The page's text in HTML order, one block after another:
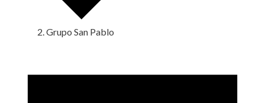
Grupo San Pablo
en